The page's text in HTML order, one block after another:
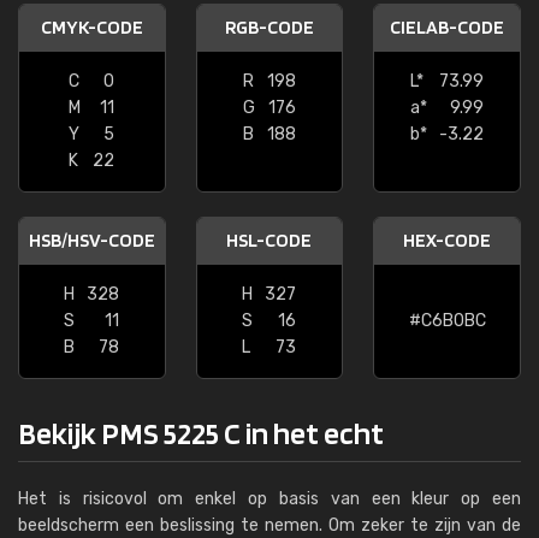
CMYK-CODE
C
0
M
11
Y
5
K
22
RGB-CODE
R
198
G
176
B
188
CIELAB-CODE
L*
73.99
a*
9.99
b*
-3.22
HSB/HSV-CODE
H
328
S
11
B
78
HSL-CODE
H
327
S
16
L
73
HEX-CODE
#C6B0BC
Bekijk PMS 5225 C in het echt
Het is risicovol om enkel op basis van een kleur op een
beeldscherm een beslissing te nemen. Om zeker te zijn van de